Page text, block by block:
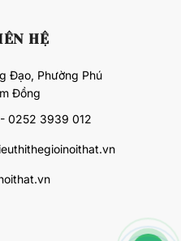
HỆ
Đạo, Phường Phú
Đồng
- 0252 3939 012